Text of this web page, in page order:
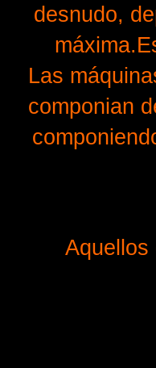
desnudo,
Las
componian